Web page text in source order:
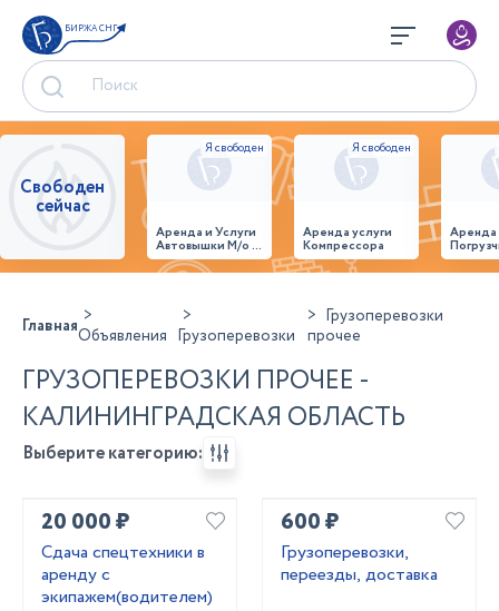
БИРЖА СНГ
Свободен
сейчас
Аренда и Услуги
Автовышки М/о г.
Домодедово
26,28,32 место
Аренда услуги
Компрессора
ГлавнаяОбъявления Грузоперевозки
Грузоперевозки
прочее
ГРУЗОПЕРЕВОЗКИ ПРОЧЕЕ -
КАЛИНИНГРАДСКАЯ ОБЛАСТЬ
Выберите категорию:
20 000 ₽
Сдача спецтехники в
аренду с
экипажем(водителем)
600 ₽
Грузоперевозки,
переезды, доставка